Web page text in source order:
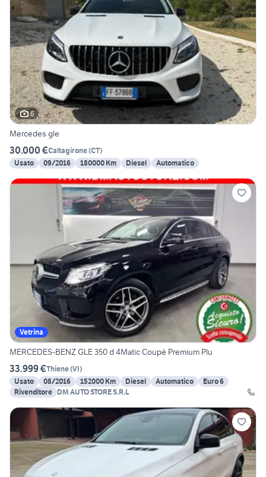
6
Mercedes gle
30.000 €Caltagirone(CT)
Usato
09/2016 180000 Km Diesel Automatico
Vetrina
MERCEDES-BENZ GLE 350 d 4Matic Coupé Premium Plu
33.999 €Thiene(VI)
Usato
08/2016 152000 Km Diesel Automatico
Euro 6
Rivenditore DM AUTO STORE S.R.L